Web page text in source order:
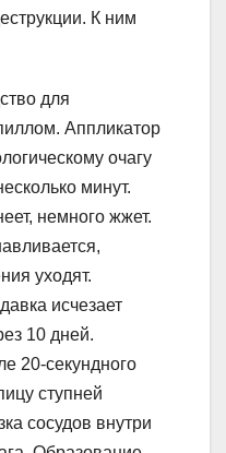
К ним
для
Аппликатор
очагу
минут.
немного жжет.
уходят.
исчезает
10 дней.
20-секундного
ступней
сосудов внутри